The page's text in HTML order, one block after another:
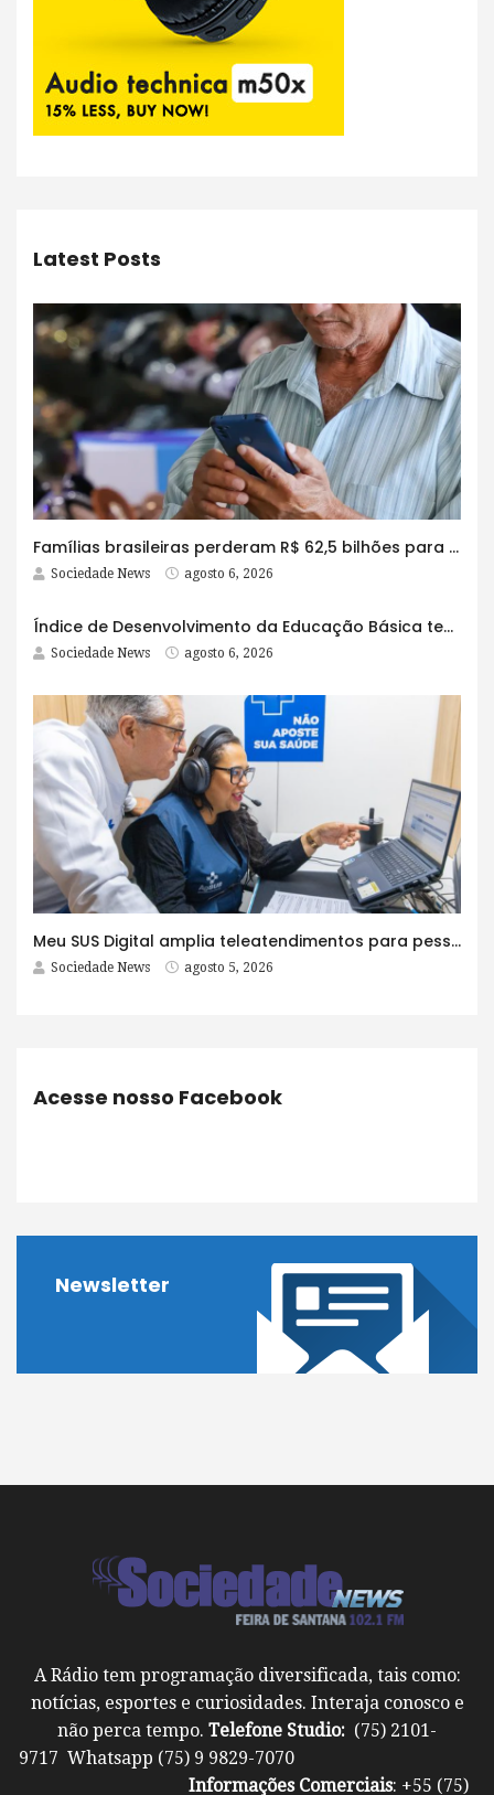
Latest Posts
Famílias brasileiras perderam R$ 62,5 bilhões para bets em 2025
Sociedade News agosto 6, 2026
Índice de Desenvolvimento da Educação Básica tem elevação em todas as etapas
Sociedade News agosto 6, 2026
Meu SUS Digital amplia teleatendimentos para pessoas com problemas com jogos e apostas
Sociedade News agosto 5, 2026
Acesse nosso Facebook
Newsletter
A Rádio tem programação diversificada, tais como:
notícias, esportes e curiosidades. Interaja conosco e
não perca tempo. Telefone Studio: (75) 2101-
9717 Whatsapp (75) 9 9829-7070
Informações Comerciais: +55 (75)